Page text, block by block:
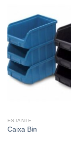
ESTANTE
Caixa Bin